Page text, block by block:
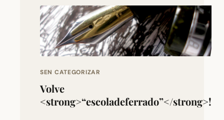
SEN CATEGORIZAR
Volve
<strong>“escoladeferrado”</strong>!